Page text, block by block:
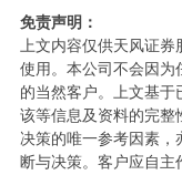
免责声明：
上文内容仅供天风证券
使用。本公司不会因为
的当然客户。上文基于
该等信息及资料的完整
决策的唯一参考因素，
断与决策。客户应自